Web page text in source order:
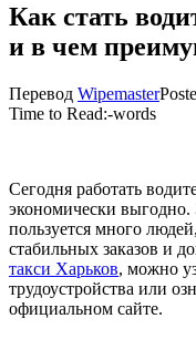
Как стать
и в чем
Перевод Wipemaster
Time to Read:-words
Сегодня работать
экономически выгодно.
пользуется много
стабильных заказов и
такси Харьков, можно
трудоустройства или
официальном сайте.